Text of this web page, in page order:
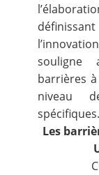
souligne
barrières
niveau
spécifiques.
Les